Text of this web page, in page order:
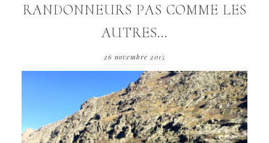
RANDONNEURS PAS COMME LES
AUTRES…
26 novembre 2015